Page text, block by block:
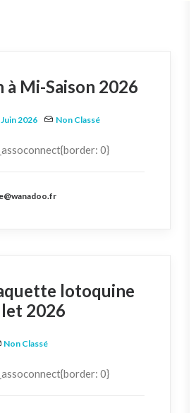
à Mi-Saison 2026
2026 Non Classé
0}
lotoquine
2026
Non Classé
0}